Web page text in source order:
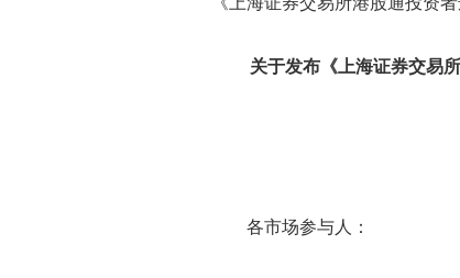
关于发布《上海证券交易
各市场参与人：